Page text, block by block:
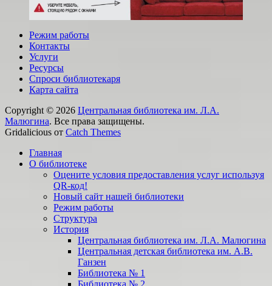
Режим работы
Контакты
Услуги
Ресурсы
Спроси библиотекаря
Карта сайта
Copyright © 2026 Центральная библиотека им. Л.А.
Малюгина. Все права защищены.
Gridalicious от Catch Themes
вверх
Главная
О библиотеке
Оцените условия предоставления услуг используя
QR-код!
Новый сайт нашей библиотеки
Режим работы
Структура
История
Центральная библиотека им. Л.А. Малюгина
Центральная детская библиотека им. А.В.
Ганзен
Библиотека № 1
Библиотека № 2